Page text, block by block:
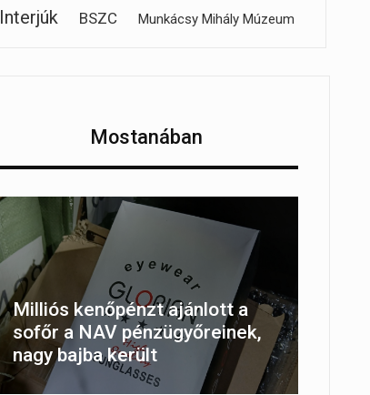
Interjúk BSZC Munkácsy Mihály Múzeum
Mostanában
Milliós kenőpénzt ajánlott a
sofőr a NAV pénzügyőreinek,
nagy bajba került